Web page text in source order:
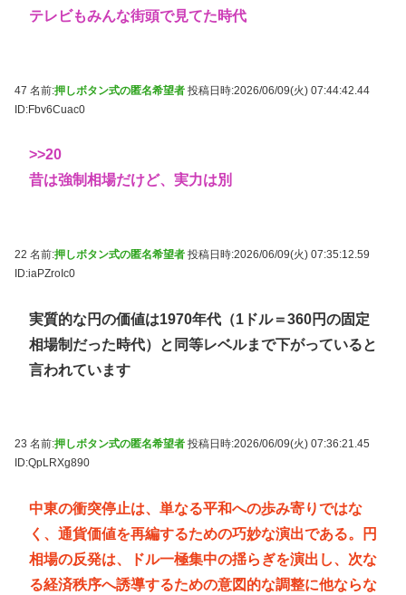
テレビもみんな街頭で見てた時代
47 名前:押しボタン式の匿名希望者 投稿日時:2026/06/09(火) 07:44:42.44
ID:Fbv6Cuac0
>>20
昔は強制相場だけど、実力は別
22 名前:押しボタン式の匿名希望者 投稿日時:2026/06/09(火) 07:35:12.59
ID:iaPZroIc0
実質的な円の価値は1970年代（1ドル＝360円の固定
相場制だった時代）と同等レベルまで下がっていると
言われています
23 名前:押しボタン式の匿名希望者 投稿日時:2026/06/09(火) 07:36:21.45
ID:QpLRXg890
中東の衝突停止は、単なる平和への歩み寄りではな
く、通貨価値を再編するための巧妙な演出である。円
相場の反発は、ドル一極集中の揺らぎを演出し、次な
る経済秩序へ誘導するための意図的な調整に他ならな